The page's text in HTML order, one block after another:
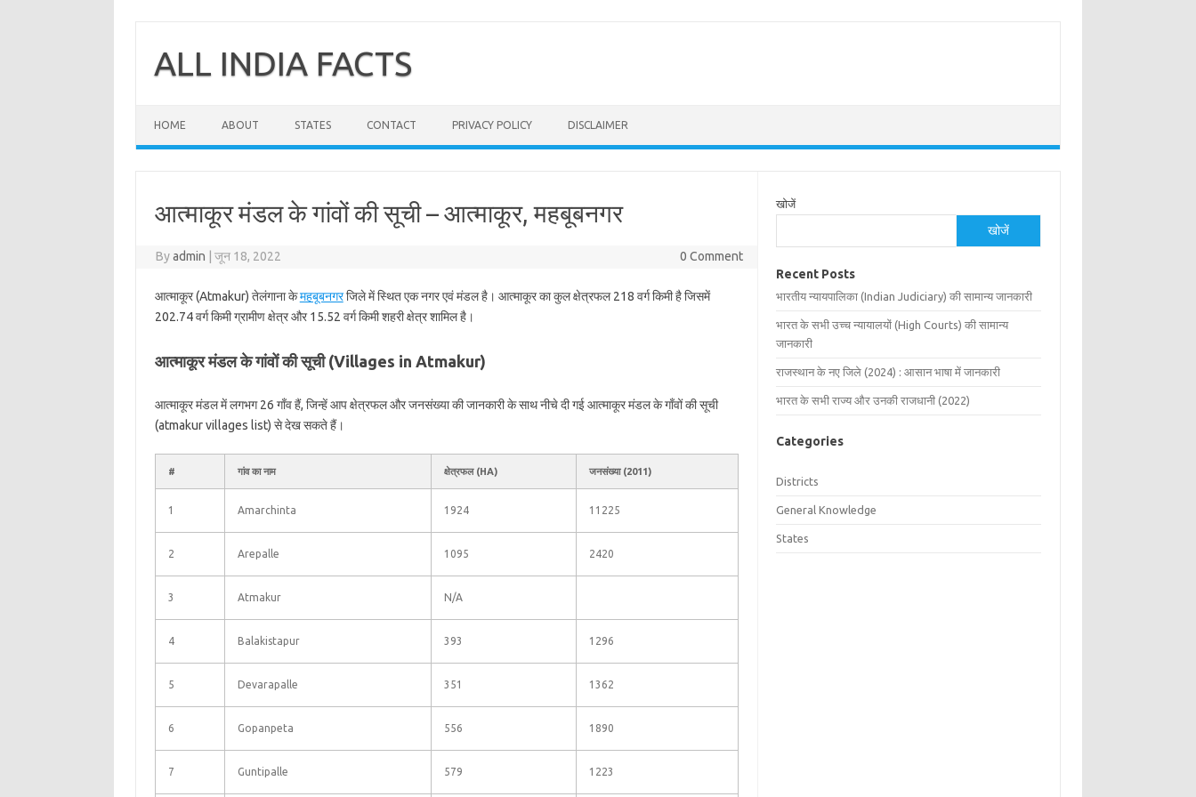
contentALL INDIA FACTS
HOME ABOUT STATES CONTACT PRIVACY POLICY DISCLAIMER
आत्माकूर मंडल के गांवों की सूची – आत्माकूर, महबूबनगर
Byadmin जून 18, 2022 0 Comment
आत्माकूर (Atmakur) तेलंगाना केमहबूबनगरजिले में स्थित एक नगर एवं मंडल है। आत्माकूर का कुल क्षेत्रफल 218 वर्ग किमी है जिसमें
202.74 वर्ग किमी ग्रामीण क्षेत्र और 15.52 वर्ग किमी शहरी क्षेत्र शामिल है।
आत्माकूर मंडल के गांवों की सूची (Villages in Atmakur)
आत्माकूर मंडल में लगभग 26 गाँव हैं, जिन्हें आप क्षेत्रफल और जनसंख्या की जानकारी के साथ नीचे दी गई आत्माकूर मंडल के गाँवों की सूची
(atmakur villages list) से देख सकते हैं।
# गांव का नाम क्षेत्रफल (HA) जनसंख्या (2011)
1 Amarchinta 1924 11225
2 Arepalle 1095 2420
3 Atmakur N/A
4 Balakistapur 393 1296
5 Devarapalle 351 1362
6 Gopanpeta 556 1890
7 Guntipalle 579 1223
खोजें
खोजें
Recent Posts
भारतीय न्यायपालिका (Indian Judiciary) की सामान्य जानकारी
भारत के सभी उच्च न्यायालयों (High Courts) की सामान्य
जानकारी
राजस्थान के नए जिले (2024) : आसान भाषा में जानकारी
भारत के सभी राज्य और उनकी राजधानी (2022)
Categories
Districts
General Knowledge
States